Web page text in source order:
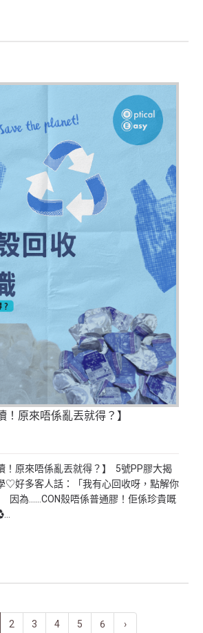
！原來唔係亂丟就得？】
！原來唔係亂丟就得？】 5號PP膠大揭
♡好多客人話：「我有心回收呀，點解你
因為……CON殼唔係普通膠！佢係珍貴嘅
2 3 4 5 6 ›